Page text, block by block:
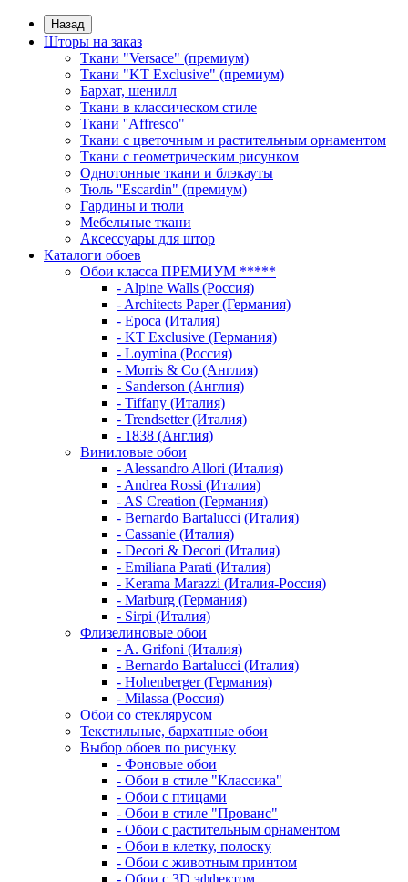
Назад
Шторы на заказ
Ткани "Versace" (премиум)
Ткани "KT Exclusive" (премиум)
Бархат, шенилл
Ткани в классическом стиле
Ткани ''Affresco"
Ткани с цветочным и растительным орнаментом
Ткани с геометрическим рисунком
Однотонные ткани и блэкауты
Тюль ''Escardin" (премиум)
Гардины и тюли
Мебельные ткани
Аксессуары для штор
Каталоги обоев
Обои класса ПРЕМИУМ *****
- Alpine Walls (Россия)
- Architects Paper (Германия)
- Epoca (Италия)
- KT Exclusive (Германия)
- Loymina (Россия)
- Morris & Co (Англия)
- Sanderson (Англия)
- Tiffany (Италия)
- Trendsetter (Италия)
- 1838 (Англия)
Виниловые обои
- Alessandro Allori (Италия)
- Andrea Rossi (Италия)
- AS Creation (Германия)
- Bernardo Bartalucci (Италия)
- Cassanie (Италия)
- Decori & Decori (Италия)
- Emiliana Parati (Италия)
- Kerama Marazzi (Италия-Россия)
- Marburg (Германия)
- Sirpi (Италия)
Флизелиновые обои
- A. Grifoni (Италия)
- Bernardo Bartalucci (Италия)
- Hohenberger (Германия)
- Milassa (Россия)
Обои со стеклярусом
Текстильные, бархатные обои
Выбор обоев по рисунку
- Фоновые обои
- Обои в стиле "Классика"
- Обои с птицами
- Обои в стиле "Прованс"
- Обои с растительным орнаментом
- Обои в клетку, полоску
- Обои с животным принтом
- Обои с 3D эффектом